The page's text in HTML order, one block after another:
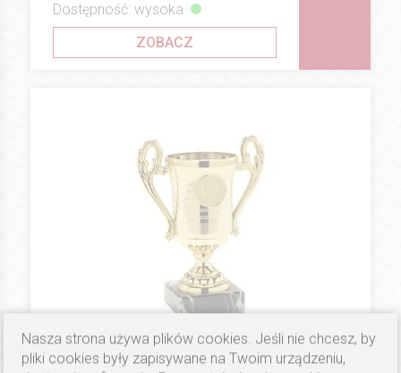
Dostępność: wysoka
ZOBACZ
Nasza strona używa plików cookies. Jeśli nie chcesz, by
pliki cookies były zapisywane na Twoim urządzeniu,